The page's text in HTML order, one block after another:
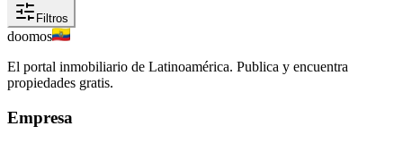
Filtros
doomos
El portal inmobiliario de Latinoamérica. Publica y encuentra
propiedades gratis.
Empresa